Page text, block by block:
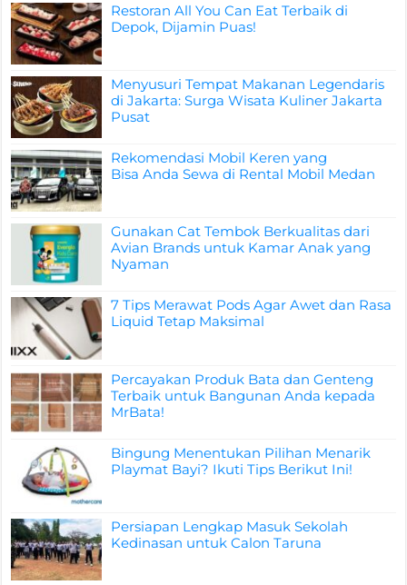
Restoran All You Can Eat Terbaik di
Depok, Dijamin Puas!
Menyusuri Tempat Makanan Legendaris
di Jakarta: Surga Wisata Kuliner Jakarta
Pusat
Rekomendasi Mobil Keren yang
Bisa Anda Sewa di Rental Mobil Medan
Gunakan Cat Tembok Berkualitas dari
Avian Brands untuk Kamar Anak yang
Nyaman
7 Tips Merawat Pods Agar Awet dan Rasa
Liquid Tetap Maksimal
Percayakan Produk Bata dan Genteng
Terbaik untuk Bangunan Anda kepada
MrBata!
Bingung Menentukan Pilihan Menarik
Playmat Bayi? Ikuti Tips Berikut Ini!
Persiapan Lengkap Masuk Sekolah
Kedinasan untuk Calon Taruna